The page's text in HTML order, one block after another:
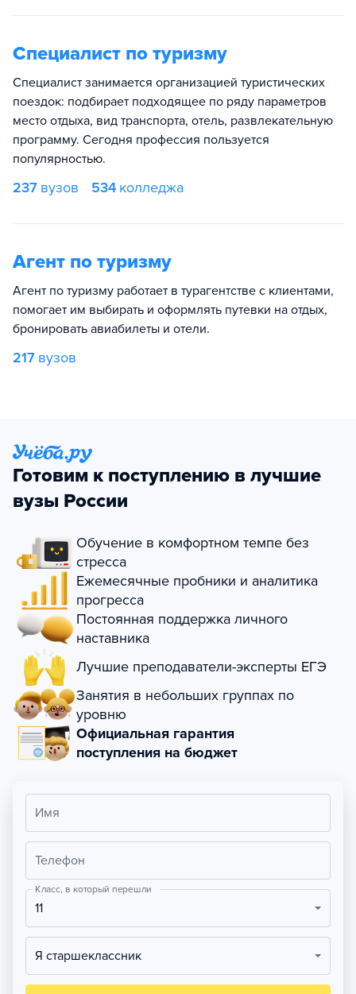
Специалист по туризму
Специалист занимается организацией туристических
поездок: подбирает подходящее по ряду параметров
место отдыха, вид транспорта, отель, развлекательную
программу. Сегодня профессия пользуется
популярностью.
237 вузов 534 колледжа
Агент по туризму
Агент по туризму работает в турагентстве с клиентами,
помогает им выбирать и оформлять путевки на отдых,
бронировать авиабилеты и отели.
217 вузов
Готовим к поступлению в лучшие
вузы России
Обучение в комфортном темпе без
стресса
Ежемесячные пробники и аналитика
прогресса
Постоянная поддержка личного
наставника
Лучшие преподаватели-эксперты ЕГЭ
Занятия в небольших группах по
уровню
Официальная гарантия
поступления на бюджет
Имя
Телефон
Класс, в который перешли
11
Я старшеклассник